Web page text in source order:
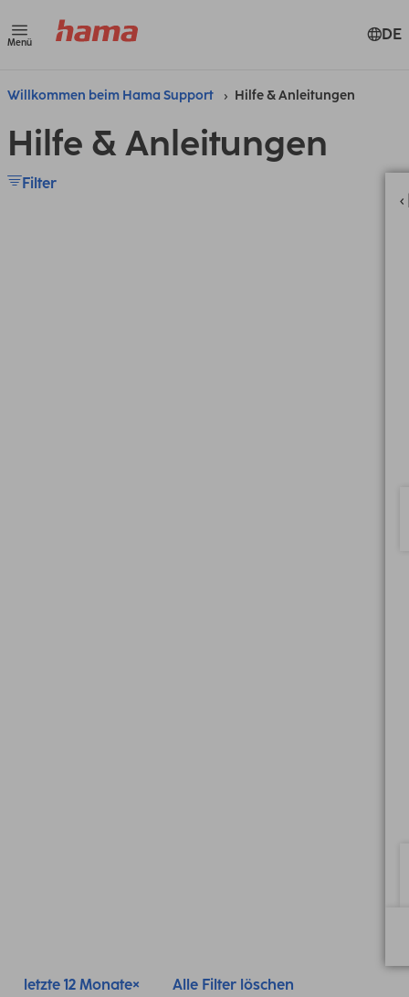
Menü DE
Willkommen beim Hama Support Hilfe & Anleitungen
Hilfe & Anleitungen
Filter
letzte 12 Monate Alle Filter löschen